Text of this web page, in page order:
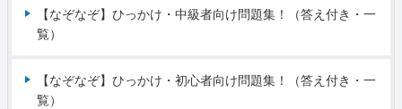
【なぞなぞ】ひっかけ・中級者向け問題集！（答え付き・一
覧）
【なぞなぞ】ひっかけ・初心者向け問題集！（答え付き・一
覧）